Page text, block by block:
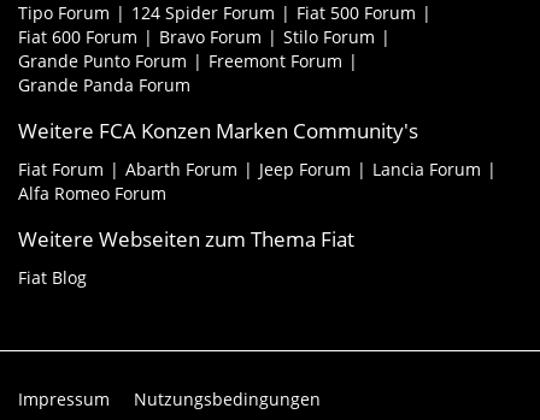
Tipo Forum 124 Spider Forum
Fiat 500 Forum
Fiat 600 Forum
Bravo Forum
Stilo Forum
Grande Punto Forum
Freemont Forum
Grande Panda Forum
Weitere FCA Konzen Marken Community's
Fiat Forum Abarth Forum Jeep Forum
Lancia Forum
Alfa Romeo Forum
Weitere Webseiten zum Thema Fiat
Fiat Blog
Impressum Nutzungsbedingungen